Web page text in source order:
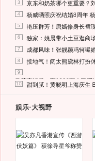
3 京东和奶茶哪个更重要？
4 杨威晒照庆祝结婚8周年
5 艳压群芳！唐嫣修身长裙
6 独家：姚晨带小土豆逛商
7 成都风味！张靓颖冯轲曝
8 接地气！阔太熊黛林打扮
9
马蓉离婚后，砸1000万人民币
10 甜到腻！黄晓明上海庆生
娱乐·大视野